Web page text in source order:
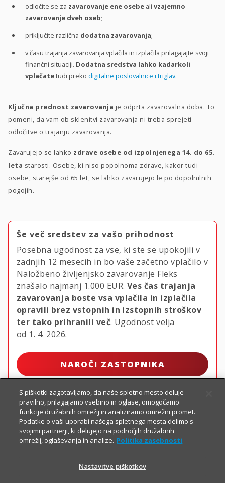
odločite se za zavarovanje ene osebe ali vzajemno
zavarovanje dveh oseb;
priključite različna dodatna zavarovanja;
v času trajanja zavarovanja vplačila in izplačila prilagajajte svoji
finančni situaciji. Dodatna sredstva lahko kadarkoli
vplačatetudi preko digitalne poslovalnice i.triglav.
Ključna prednost zavarovanja je odprta zavarovalna doba. To
pomeni, da vam ob sklenitvi zavarovanja ni treba sprejeti
odločitve o trajanju zavarovanja.
Zavarujejo se lahko zdrave osebe od izpolnjenega 14. do 65.
leta starosti. Osebe, ki niso popolnoma zdrave, kakor tudi
osebe, starejše od 65 let, se lahko zavarujejo le po dopolnilnih
pogojih.
Še več sredstev za vašo prihodnost
Posebna ugodnost za vse, ki ste se upokojili v
zadnjih 12 mesecih in bo vaše začetno vplačilo v
Naložbeno življenjsko zavarovanje Fleks
znašalo najmanj 1.000 EUR. Ves čas trajanja
zavarovanja boste vsa vplačila in izplačila
opravili brez vstopnih in izstopnih stroškov
ter tako prihranili več. Ugodnost velja
od 1. 4. 2026.
NAROČI ZASTOPNIKA
01 2864 000
S piškotki zagotavljamo, da naše spletno mesto deluje
pravilno, prilagajamo vsebino in oglase, omogočamo
funkcije družabnih omrežij in analiziramo omrežni promet.
Podatke o vaši uporabi našega spletnega mesta delimo s
svojimi partnerji, ki delujejo na področjih družabnih
omrežij, oglaševanja in analize. Politika zasebnosti
Nastavitve piškotkov